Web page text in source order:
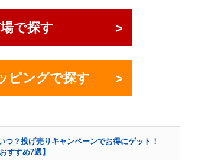
で探す
ピングで探す
？投げ売りキャンペーンでお得にゲット！
すすめ7選】